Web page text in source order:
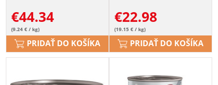
€44.34
(9.24 € / kg)
PRIDAŤ DO KOŠÍKA
€22.98
(19.15 € / kg)
PRIDAŤ DO KOŠÍKA